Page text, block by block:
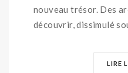
nouveau trésor. Des
découvrir, dissimulé
LIRE